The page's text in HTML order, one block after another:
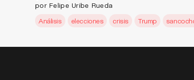
por Felipe Uribe Rueda
Análisis
elecciones crisis Trump